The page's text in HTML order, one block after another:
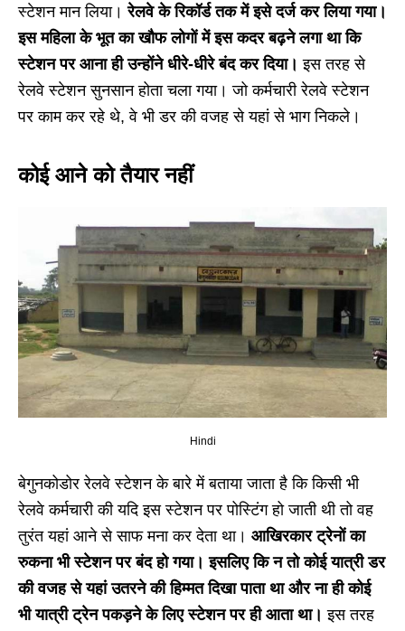
स्टेशन मान लिया। रेलवे के रिकॉर्ड तक में इसे दर्ज कर लिया गया।
इस महिला के भूत का खौफ लोगों में इस कदर बढ़ने लगा था कि
स्टेशन पर आना ही उन्होंने धीरे-धीरे बंद कर दिया।इस तरह से
रेलवे स्टेशन सुनसान होता चला गया। जो कर्मचारी रेलवे स्टेशन
पर काम कर रहे थे, वे भी डर की वजह से यहां से भाग निकले।
कोई आने को तैयार नहीं
Hindi
बेगुनकोडोर रेलवे स्टेशन के बारे में बताया जाता है कि किसी भी
रेलवे कर्मचारी की यदि इस स्टेशन पर पोस्टिंग हो जाती थी तो वह
तुरंत यहां आने से साफ मना कर देता था। आखिरकार ट्रेनों का
रुकना भी स्टेशन पर बंद हो गया। इसलिए कि न तो कोई यात्री डर
की वजह से यहां उतरने की हिम्मत दिखा पाता था और ना ही कोई
भी यात्री ट्रेन पकड़ने के लिए स्टेशन पर ही आता था। इस तरह